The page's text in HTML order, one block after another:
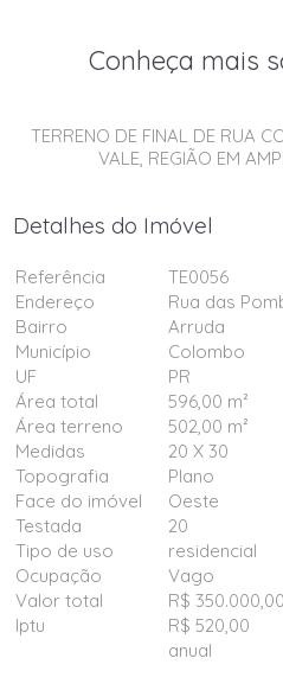
Conheça mais
TERRENO DE FINAL DE RUA
VALE, REGIÃO EM
Detalhes do Imóvel
Referência
TE0056
Endereço
Rua das
Bairro
Arruda
Município
Colombo
UF
PR
Área total
596,00 m²
Área terreno
502,00 m²
Medidas
20 X 30
Topografia
Plano
Face do imóvel
Oeste
Testada
20
Tipo de uso
residencial
Ocupação
Vago
Valor total
R$ 350.000,00
Iptu
R$ 520,00
anual